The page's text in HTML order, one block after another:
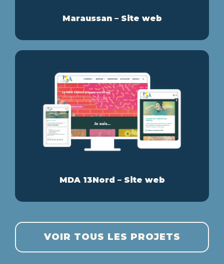
Maraussan – Site web
MDA 13Nord – Site web
VOIR TOUS LES PROJETS